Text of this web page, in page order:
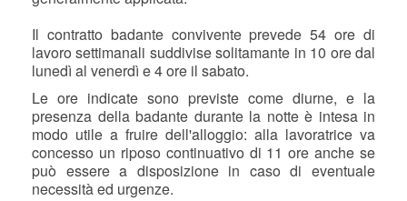
Il contratto badante convivente prevede 54 ore di
lavoro settimanali suddivise solitamante in 10 ore dal
lunedì al venerdì e 4 ore il sabato.
Le ore indicate sono previste come diurne, e la
presenza della badante durante la notte è intesa in
modo utile a fruire dell'alloggio: alla lavoratrice va
concesso un riposo continuativo di 11 ore anche se
può essere a disposizione in caso di eventuale
necessità ed urgenze.